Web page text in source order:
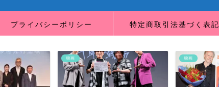
プライバシーポリシー 特定商取引法基づく表記
映画 映画